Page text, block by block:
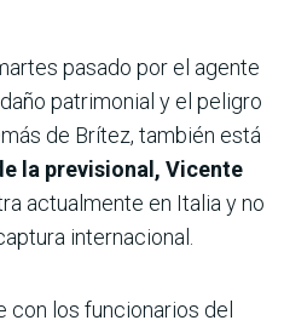
pasado por el agente
patrimonial y el peligro
de Brítez, también está
la previsional, Vicente
actualmente en Italia y no
internacional.
con los funcionarios del